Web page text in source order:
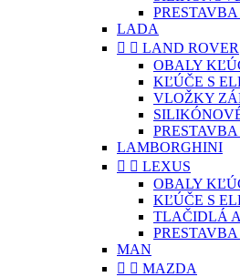
LADA
  LAND ROVER
OBALY
KĽÚČE S
VLOŽKY
LAMBORGHINI
  LEXUS
OBALY
KĽÚČE S
TLAČIDLÁ
MAN
  MAZDA